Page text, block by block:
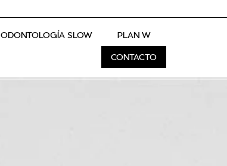
ODONTOLOGÍA SLOW PLAN W
CONTACTO